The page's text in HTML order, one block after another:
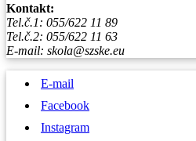
Kontakt:
Tel.č.1: 055/622 11 89
Tel.č.2: 055/622 11 63
E-mail: skola@szske.eu
E-mail
Facebook
Instagram